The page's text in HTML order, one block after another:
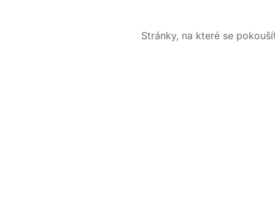
Stránky, na které se